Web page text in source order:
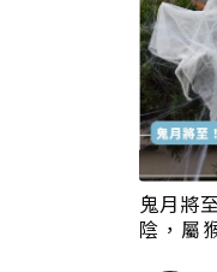
鬼月將
陰，屬